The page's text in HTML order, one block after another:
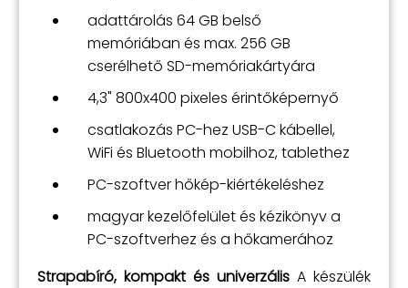
adattárolás 64 GB belső
memóriában és max. 256 GB
cserélhető SD-memóriakártyára
4,3" 800x400 pixeles érintőképernyő
csatlakozás PC-hez USB-C kábellel,
WiFi és Bluetooth mobilhoz, tablethez
PC-szoftver hőkép-kiértékeléshez
magyar kezelőfelület és kézikönyv a
PC-szoftverhez és a hőkamerához
Strapabíró, kompakt és univerzális A készülék